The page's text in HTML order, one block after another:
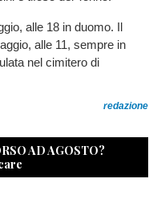
alle 18 in duomo. Il
alle 11, sempre in
nel cimitero di
redazione
AD AGOSTO?